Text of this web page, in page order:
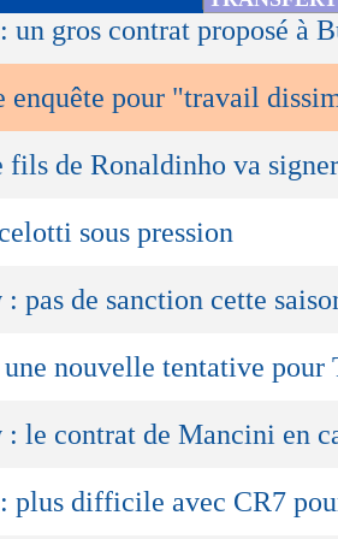
et de la manipulation
fois- Romain Rigaux
: un gros contrat proposé à
enquête pour "travail
fils de Ronaldinho va
sous pression
: pas de sanction cette
une nouvelle tentative pour
: le contrat de Mancini en
: plus difficile avec CR7